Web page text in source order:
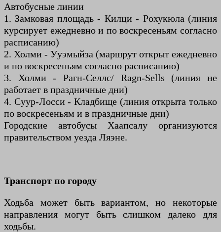
Автобусные линии
1. Замковая площадь - Килци - Рохукюла (линия
курсирует ежедневно и по воскресеньям согласно
расписанию)
2. Холми - Ууэмыйза (маршрут открыт ежедневно
и по воскресеньям согласно расписанию)
3. Холми - Рагн-Селлс/ Ragn-Sells (линия не
работает в праздничные дни)
4. Суур-Лосси - Кладбище (линия открыта только
по воскресеньям и в праздничные дни)
Городские автобусы Хаапсалу организуются
правительством уезда Ляэне.
Транспорт по городу
Ходьба может быть вариантом, но некоторые
направления могут быть слишком далеко для
ходьбы.